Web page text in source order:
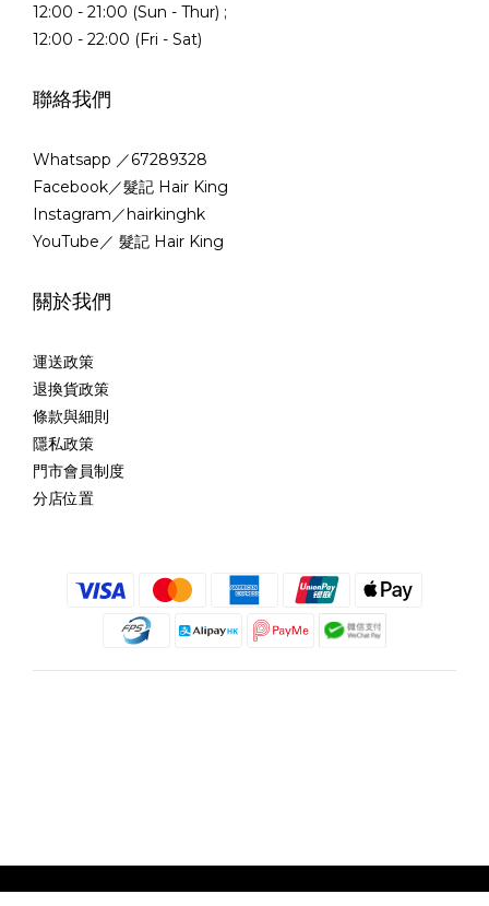
12:00 - 21:00 (Sun - Thur) ;
12:00 - 22:00 (Fri - Sat)
聯絡我們
Whatsapp ／67289328
Facebook／髮記 Hair King
Instagram／hairkinghk
YouTube／ 髮記 Hair King
關於我們
運送政策
退換貨政策
條款與細則
隱私政策
門市會員制度
分店位置